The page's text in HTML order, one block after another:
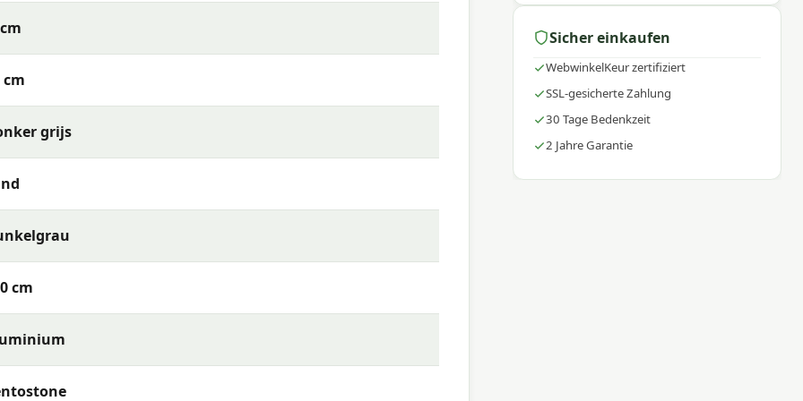
ihn regelmäßig mit einem weichen Tuch und mildem Reiniger
nimmt keine Feuchtigkeit auf, sodass Ränder oder Flecken
mit lauwarmem Seifenwasser und einem weichen Schwamm.
empfohlen.
cm
grijs
cm
Sicher einkaufen
WebwinkelKeur zertifiziert
SSL-gesicherte Zahlung
30 Tage Bedenkzeit
2 Jahre Garantie